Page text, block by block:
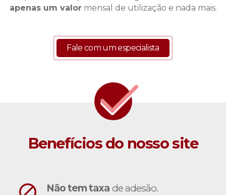
apenas um valormensal de utilização e nada mais.
Fale com um especialista
Benefícios do nosso site
Não tem taxa de adesão.